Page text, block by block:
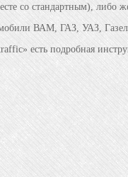
со стандартным), либо
ВАМ, ГАЗ, УАЗ,
есть подробная